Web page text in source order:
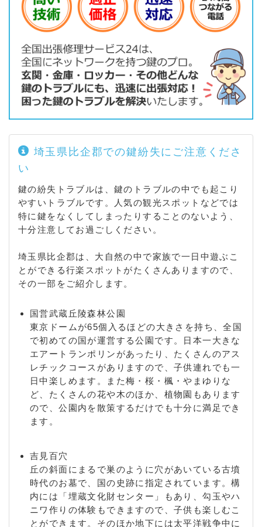
谷 / 上砂 / 上細谷 / 北下砂 / 北吉見 / 久保田 / 久保田
新田 / 久米田 / 黒岩 / 小新井 / 御所 / 古名 / 古名新田
/ 地頭方 / 下銀谷 / 下細谷 / 須ノ子新田 / 高尾新田 /
田甲 / 中新井 / 中曽根 / 長谷 / 西吉見 / 蓮沼新田 / 東
野 / 一ツ木 / 本沢 / 前河内 / 松崎 / 丸貫 / 万光寺 / 南
吉見 / 明秋 / 谷口 / 山ノ下 / 和名） / 鳩山町（赤沼 /
石坂 / 泉井 / 今宿 / 大橋 / 奥田 / 楓ケ丘 / 熊井 / 小用
/ 須江 / 高野倉 / 竹本 / 鳩ケ丘 / 松ケ丘 / 大豆戸） /
埼玉県比企郡での鍵紛失にご注意くださ
い
鍵の紛失トラブルは、鍵のトラブルの中でも起こり
やすいトラブルです。人気の観光スポットなどでは
特に鍵をなくしてしまったりすることのないよう、
十分注意してお過ごしください。
埼玉県比企郡は、大自然の中で家族で一日中遊ぶこ
とができる行楽スポットがたくさんありますので、
その一部をご紹介します。
国営武蔵丘陵森林公園
東京ドームが65個入るほどの大きさを持ち、全国
で初めての国が運営する公園です。日本一大きな
エアートランポリンがあったり、たくさんのアス
レチックコースがありますので、子供連れでも一
日中楽しめます。また梅・桜・楓・やまゆりな
ど、たくさんの花や木のほか、植物園もあります
ので、公園内を散策するだけでも十分に満足でき
ます。
吉見百穴
丘の斜面にまるで巣のように穴があいている古墳
時代のお墓で、国の史跡に指定されています。構
内には「埋蔵文化財センター」もあり、勾玉やハ
ニワ作りの体験もできますので、子供も楽しむこ
とができます。そのほか地下には太平洋戦争中に